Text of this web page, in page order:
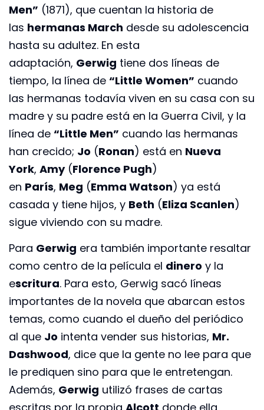
Men” (1871), que cuentan la historia de
las hermanas March desde su adolescencia
hasta su adultez. En esta
adaptación, Gerwig tiene dos líneas de
tiempo, la línea de “Little Women” cuando
las hermanas todavía viven en su casa con su
madre y su padre está en la Guerra Civil, y la
línea de “Little Men” cuando las hermanas
han crecido; Jo (Ronan) está en Nueva
York, Amy(Florence Pugh)
en París, Meg (Emma Watson) ya está
casada y tiene hijos, y Beth (Eliza Scanlen)
sigue viviendo con su madre.
Para Gerwig era también importante resaltar
como centro de la película el dinero y la
escritura. Para esto, Gerwig sacó líneas
importantes de la novela que abarcan estos
temas, como cuando el dueño del periódico
al que Jo intenta vender sus historias, Mr.
Dashwood, dice que la gente no lee para que
le prediquen sino para que le entretengan.
Además, Gerwig utilizó frases de cartas